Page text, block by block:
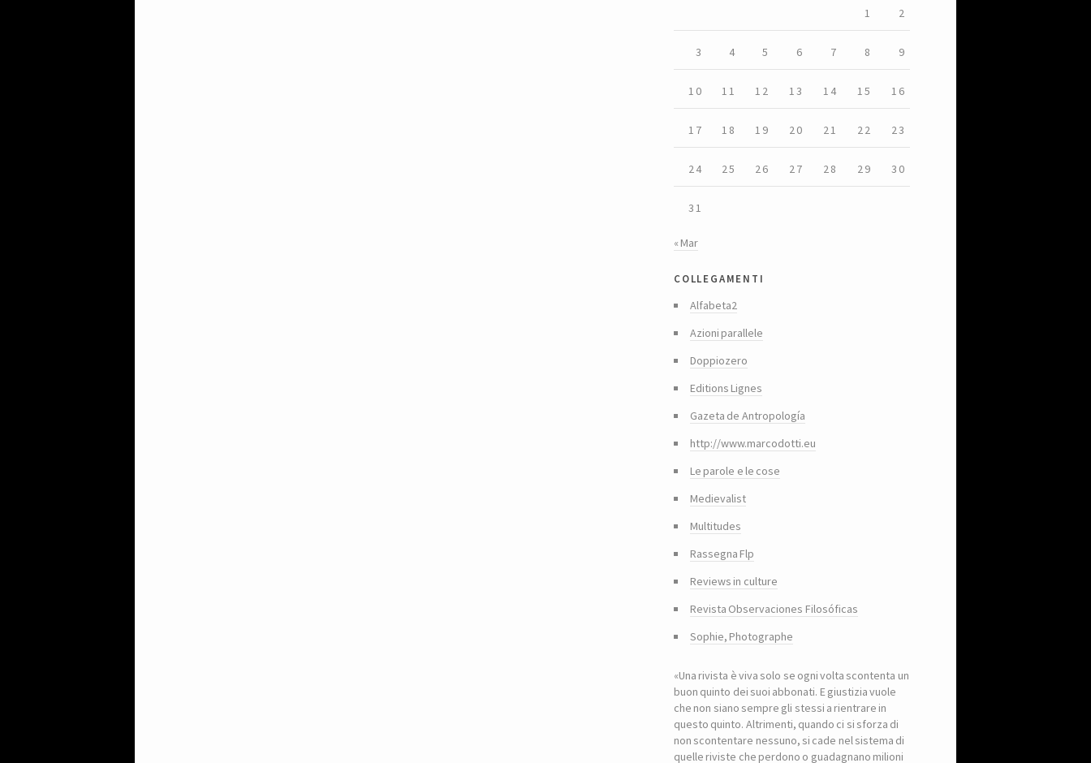
1 2
3 4 5 6 7 8 9
10 11 12 13 14 15 16
17 18 19 20 21 22 23
24 25 26 27 28 29 30
31
« Mar
collegamenti
Alfabeta2
Azioni parallele
Doppiozero
Editions Lignes
Gazeta de Antropología
http://www.marcodotti.eu
Le parole e le cose
Medievalist
Multitudes
Rassegna Flp
Reviews in culture
Revista Observaciones Filosóficas
Sophie, Photographe
«Una rivista è viva solo se ogni volta scontenta un
buon quinto dei suoi abbonati. E giustizia vuole
che non siano sempre gli stessi a rientrare in
questo quinto. Altrimenti, quando ci si sforza di
non scontentare nessuno, si cade nel sistema di
quelle riviste che perdono o guadagnano milioni